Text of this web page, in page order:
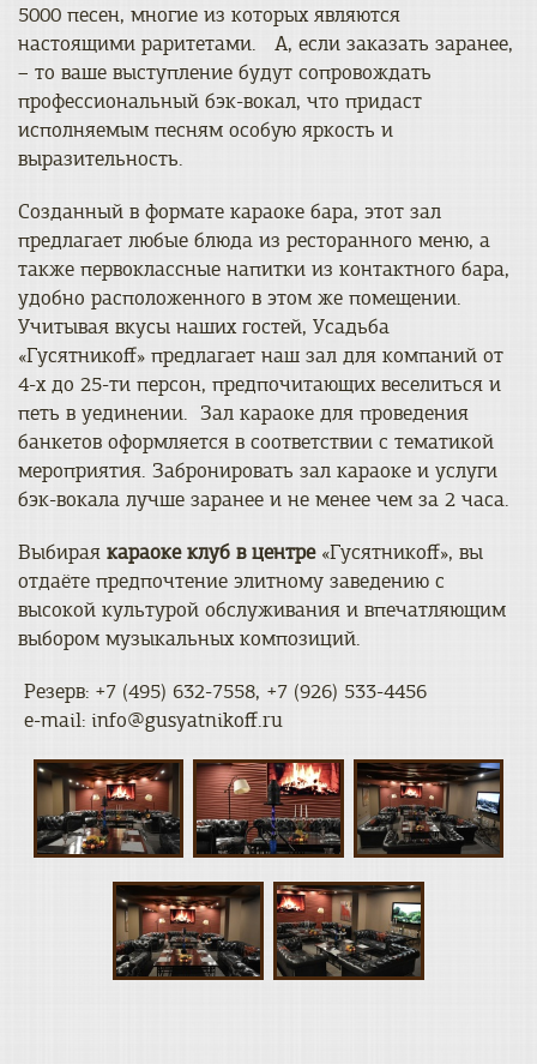
5000 песен, многие из которых являются
настоящими раритетами. А, если заказать заранее,
– то ваше выступление будут сопровождать
профессиональный бэк-вокал, что придаст
исполняемым песням особую яркость и
выразительность.
Созданный в формате караоке бара, этот зал
предлагает любые блюда из ресторанного меню, а
также первоклассные напитки из контактного бара,
удобно расположенного в этом же помещении.
Учитывая вкусы наших гостей, Усадьба
«Гусятникоff» предлагает наш зал для компаний от
4-х до 25-ти персон, предпочитающих веселиться и
петь в уединении. Зал караоке для проведения
банкетов оформляется в соответствии с тематикой
мероприятия. Забронировать зал караоке и услуги
бэк-вокала лучше заранее и не менее чем за 2 часа.
Выбирая караоке клуб в центре«Гусятникоff», вы
отдаёте предпочтение элитному заведению с
высокой культурой обслуживания и впечатляющим
выбором музыкальных композиций.
Резерв: +7 (495) 632-7558, +7 (926) 533-4456
e-mail: info@gusyatnikoff.ru